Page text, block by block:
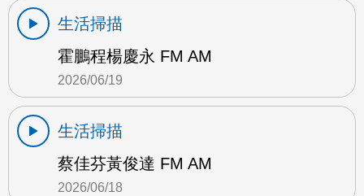
生活掃描
霍鵬程楊慶永 FM AM
2026/06/19
生活掃描
蔡佳芬黃俊達 FM AM
2026/06/18